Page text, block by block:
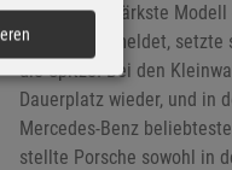
zulassungsstärkste
Bundesamt meldet, setzte
die Spitze. Bei den
Dauerplatz wieder, und in
Mercedes-Benz
stellte Porsche sowohl in